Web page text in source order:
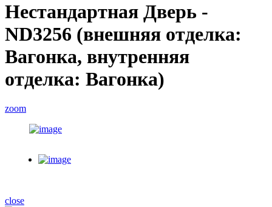
Нестандартная Дверь -
ND3256 (внешняя отделка:
Вагонка, внутренняя
отделка: Вагонка)
zoom
close